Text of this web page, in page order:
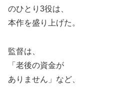
のひとり3役は、
本作を盛り上げた。
監督は、
「老後の資金が
ありません」など、